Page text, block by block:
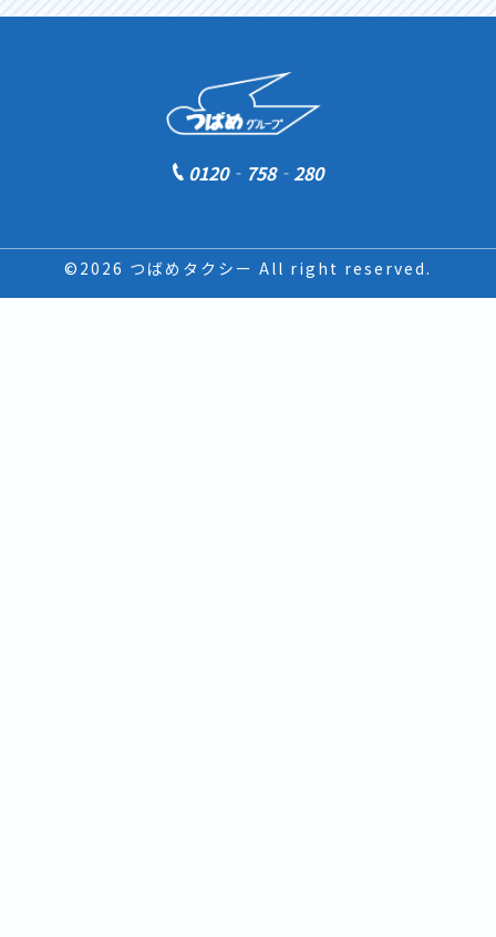
0120‐758‐280
©2026 つばめタクシー All right reserved.